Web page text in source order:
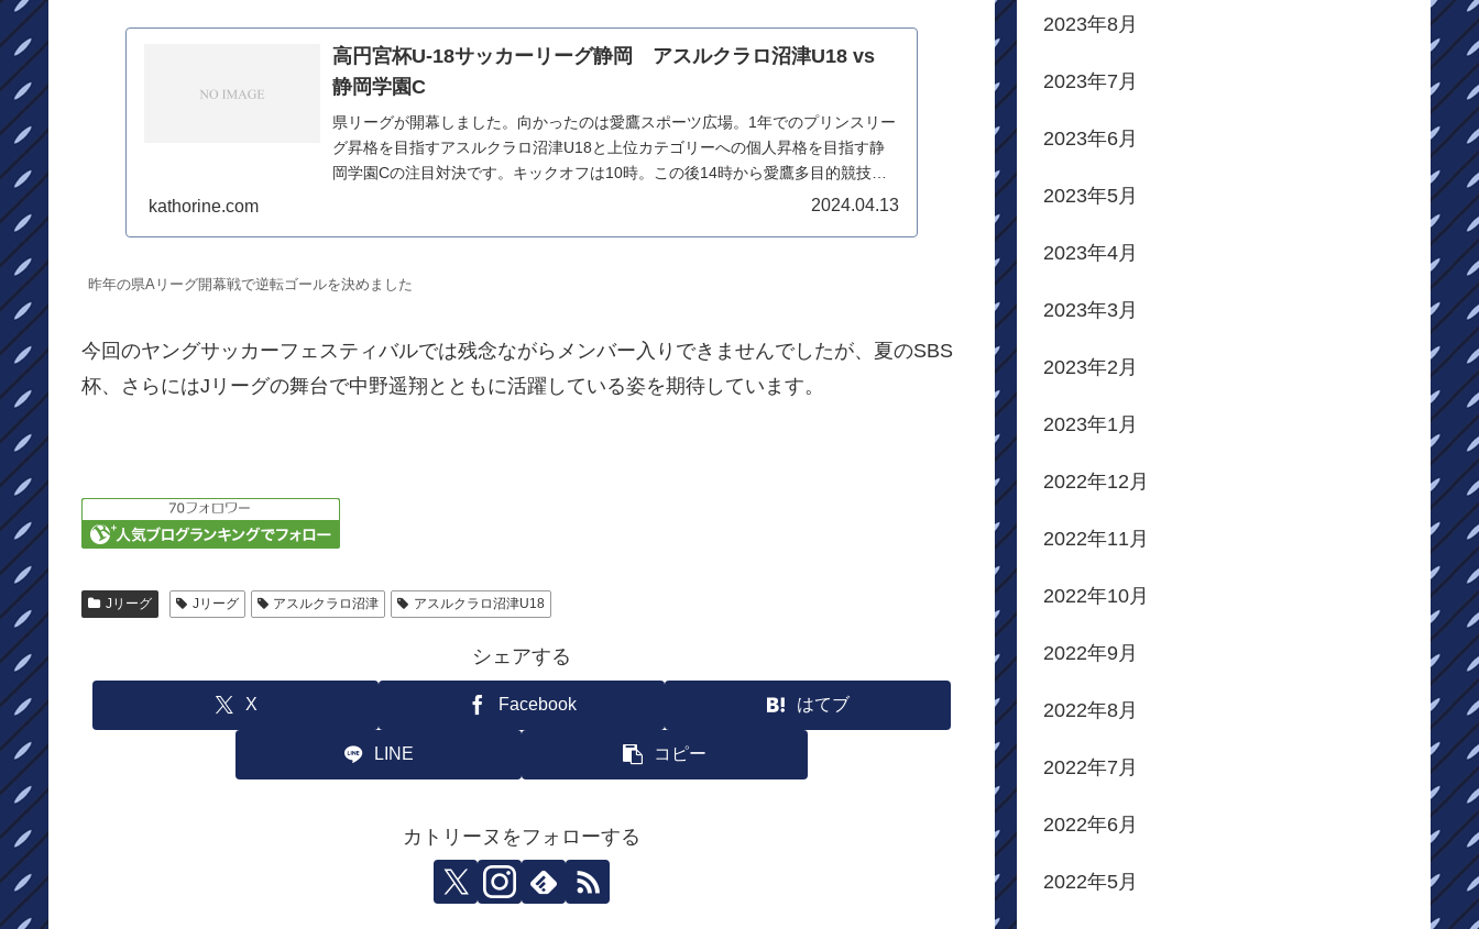
高円宮杯U-18サッカーリーグ静岡 アスルクラロ沼津U18 vs
静岡学園C
県リーグが開幕しました。向かったのは愛鷹スポーツ広場。1年でのプリンスリー
グ昇格を目指すアスルクラロ沼津U18と上位カテゴリーへの個人昇格を目指す静
岡学園Cの注目対決です。キックオフは10時。この後14時から愛鷹多目的競技場
kathorine.com 2024.04.13
昨年の県Aリーグ開幕戦で逆転ゴールを決めました
今回のヤングサッカーフェスティバルでは残念ながらメンバー入りできませんでしたが、夏のSBS
杯、さらにはJリーグの舞台で中野遥翔とともに活躍している姿を期待しています。
Jリーグ Jリーグ アスルクラロ沼津 アスルクラロ沼津U18
シェアする
X Facebook はてブ
LINE コピー
カトリーヌをフォローする
2023年8月
2023年7月
2023年6月
2023年5月
2023年4月
2023年3月
2023年2月
2023年1月
2022年12月
2022年11月
2022年10月
2022年9月
2022年8月
2022年7月
2022年6月
2022年5月